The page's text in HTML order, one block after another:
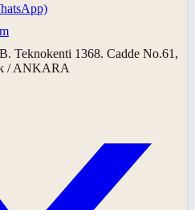
Teknokenti 1368. Cadde No.61,
/ ANKARA